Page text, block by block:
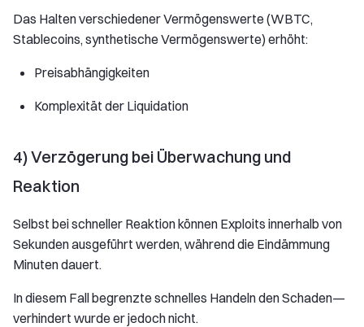
Das Halten verschiedener Vermögenswerte (WBTC,
Stablecoins, synthetische Vermögenswerte) erhöht:
Preisabhängigkeiten
Komplexität der Liquidation
4) Verzögerung bei Überwachung und
Reaktion
Selbst bei schneller Reaktion können Exploits innerhalb von
Sekunden ausgeführt werden, während die Eindämmung
Minuten dauert.
In diesem Fall begrenzte schnelles Handeln den Schaden—
verhindert wurde er jedoch nicht.